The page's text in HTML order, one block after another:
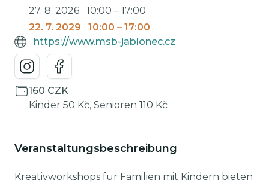
27. 8. 2026
10:00 – 17:00
22. 7. 2029
10:00 – 17:00
https://www.msb-jablonec.cz
160 CZK
Kinder 50 Kč, Senioren 110 Kč
Veranstaltungsbeschreibung
Kreativworkshops für Familien mit Kindern bieten